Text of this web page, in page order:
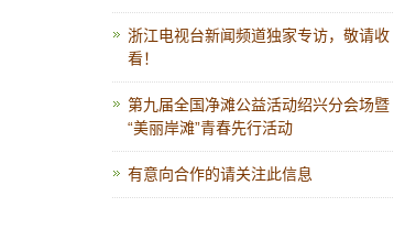
浙江电视台新闻频道独家专访，敬请收
看！
第九届全国净滩公益活动绍兴分会场暨
“美丽岸滩”青春先行活动
有意向合作的请关注此信息